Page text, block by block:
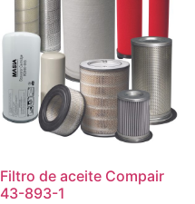
Filtro de aceite Compair
43-893-1